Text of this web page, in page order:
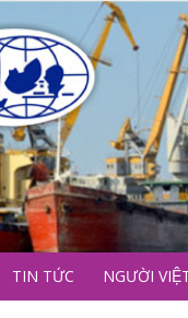
TIN TỨC NGƯỜI